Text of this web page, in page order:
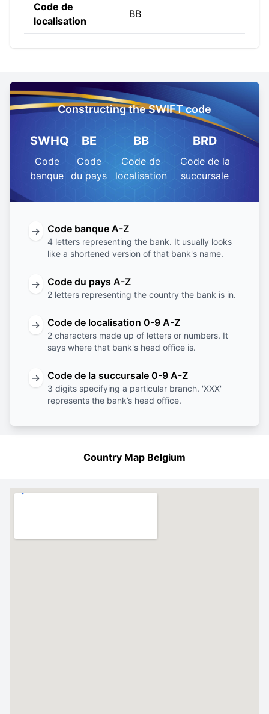
Code de
localisation
BB
Constructing the SWIFT code
SWHQ
Code
banque
BE
Code
du pays
BB
Code de
localisation
BRD
Code de la
succursale
→ Code banque A-Z
4 letters representing the bank. It usually looks
like a shortened version of that bank's name.
→ Code du pays A-Z
2 letters representing the country the bank is in.
→ Code de localisation 0-9 A-Z
2 characters made up of letters or numbers. It
says where that bank's head office is.
→ Code de la succursale 0-9 A-Z
3 digits specifying a particular branch. 'XXX'
represents the bank’s head office.
Country Map Belgium